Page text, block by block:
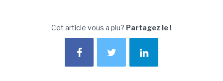
Cet article vous a plu? Partagez le !